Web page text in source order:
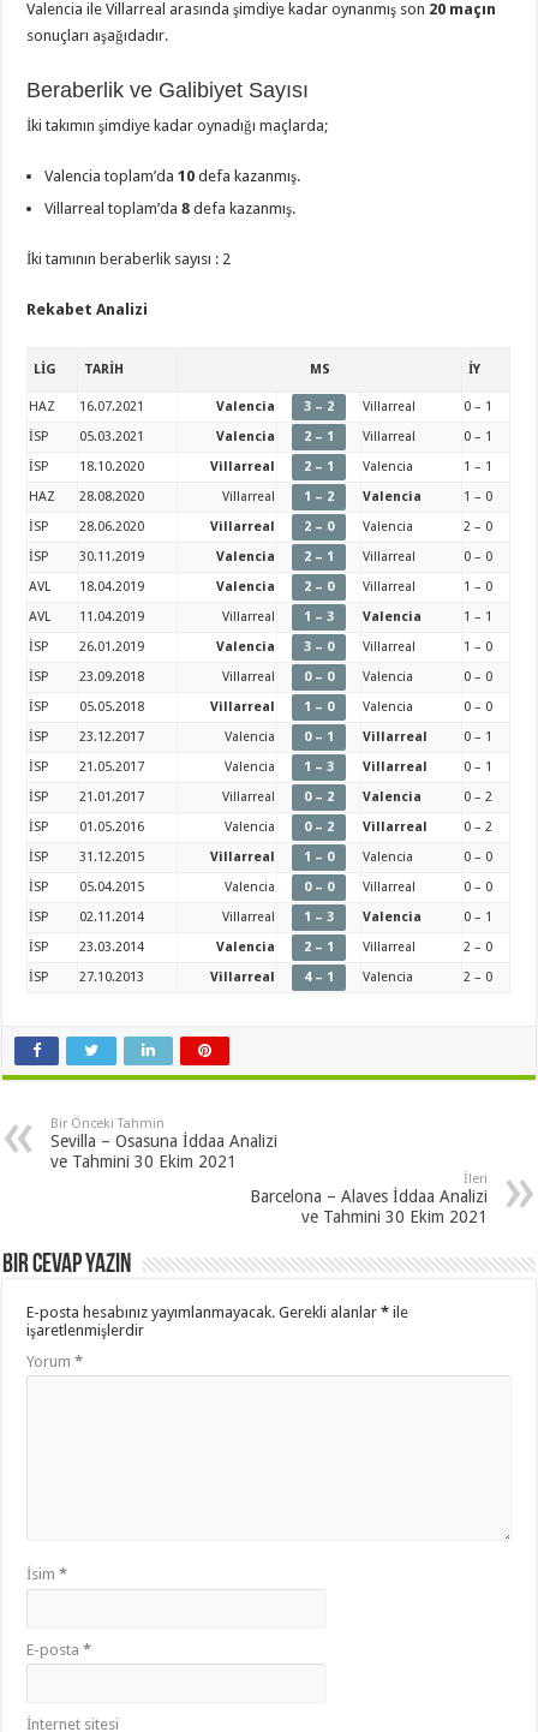
Valencia ile Villarreal arasında şimdiye kadar oynanmış son 20 maçın
sonuçları aşağıdadır.
Beraberlik ve Galibiyet Sayısı
İki takımın şimdiye kadar oynadığı maçlarda;
Valencia toplam’da10 defa kazanmış.
Villarreal toplam’da8 defa kazanmış.
İki tamının beraberlik sayısı : 2
Rekabet Analizi
LİG TARİH MS İY
HAZ 16.07.2021 Valencia 3 – 2 Villarreal
0 – 1
İSP
05.03.2021 Valencia 2 – 1 Villarreal
0 – 1
İSP
18.10.2020 Villarreal 2 – 1 Valencia
1 – 1
HAZ
28.08.2020 Villarreal 1 – 2 Valencia
1 – 0
İSP
28.06.2020 Villarreal 2 – 0 Valencia
2 – 0
İSP
30.11.2019 Valencia 2 – 1 Villarreal
0 – 0
AVL
18.04.2019 Valencia 2 – 0 Villarreal
1 – 0
AVL
11.04.2019 Villarreal 1 – 3 Valencia
1 – 1
İSP
26.01.2019 Valencia 3 – 0 Villarreal
1 – 0
İSP
23.09.2018 Villarreal 0 – 0 Valencia
0 – 0
İSP
05.05.2018 Villarreal 1 – 0 Valencia
0 – 0
İSP
23.12.2017 Valencia 0 – 1 Villarreal
0 – 1
İSP
21.05.2017 Valencia 1 – 3 Villarreal
0 – 1
İSP
21.01.2017 Villarreal 0 – 2 Valencia
0 – 2
İSP
01.05.2016 Valencia 0 – 2 Villarreal
0 – 2
İSP
31.12.2015 Villarreal 1 – 0 Valencia
0 – 0
İSP
05.04.2015 Valencia 0 – 0 Villarreal
0 – 0
İSP
02.11.2014 Villarreal 1 – 3 Valencia
0 – 1
İSP
23.03.2014 Valencia 2 – 1 Villarreal
2 – 0
İSP
27.10.2013 Villarreal 4 – 1 Valencia 2 – 0
Bir Önceki Tahmin
Sevilla – Osasuna İddaa Analizi
ve Tahmini 30 Ekim 2021
İleri
Barcelona – Alaves İddaa Analizi
ve Tahmini 30 Ekim 2021
Bir cevap yazın
E-posta hesabınız yayımlanmayacak. Gerekli alanlar* ile
işaretlenmişlerdir
Yorum*
İsim*
E-posta*
İnternet sitesi